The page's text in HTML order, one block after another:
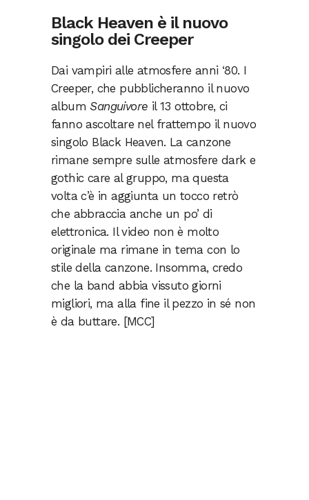
Black Heaven è il nuovo
singolo dei Creeper
Dai vampiri alle atmosfere anni ‘80. I
Creeper, che pubblicheranno il nuovo
albumSanguivore il 13 ottobre, ci
fanno ascoltare nel frattempo il nuovo
singolo Black Heaven. La canzone
rimane sempre sulle atmosfere dark e
gothic care al gruppo, ma questa
volta c’è in aggiunta un tocco retrò
che abbraccia anche un po’ di
elettronica. Il video non è molto
originale ma rimane in tema con lo
stile della canzone. Insomma, credo
che la band abbia vissuto giorni
migliori, ma alla fine il pezzo in sé non
è da buttare. [MCC]